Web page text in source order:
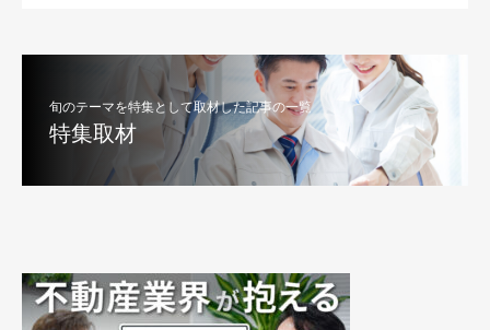
旬のテーマを特集として取材した記事の一覧
特集取材